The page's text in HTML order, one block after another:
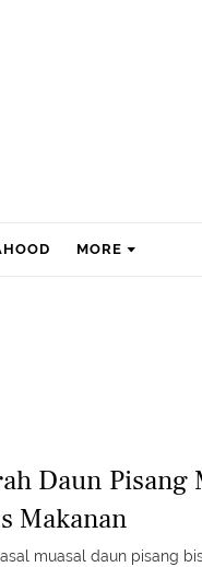
MORE
Daun Pisang
Makanan
muasal daun pisang